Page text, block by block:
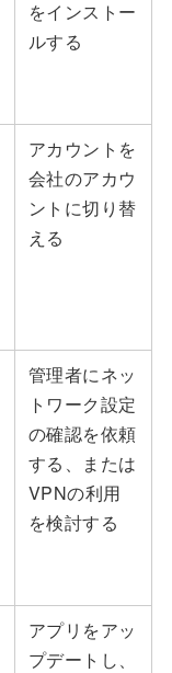
をインストー
ルする
アカウントを
会社のアカウ
ントに切り替
える
管理者にネッ
トワーク設定
の確認を依頼
する、または
VPNの利用
を検討する
アプリをアッ
プデートし、